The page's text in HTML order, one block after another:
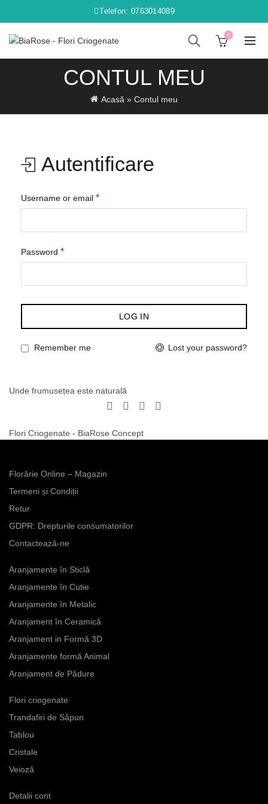
Telefon: 0763014089
0
CONTUL MEU
Acasă » Contul meu
Autentificare
Username or email *Obligatoriu
Password *Obligatoriu
LOG IN
Lost your password?
Remember me
Unde frumusețea este naturală
Flori Criogenate - BiaRose Concept
Florărie Online – Magazin
Termeni și Condiții
Retur
GDPR: Drepturile consumatorilor
Contactează-ne
Aranjamente în Sticlă
Aranjamente în Cutie
Aranjamente în Metalic
Aranjament în Ceramică
Aranjament in Formă 3D
Aranjamente formă Animal
Aranjament de Pădure
Flori criogenate
Trandafiri de Săpun
Tablou
Cristale
Veioză
Detalii cont